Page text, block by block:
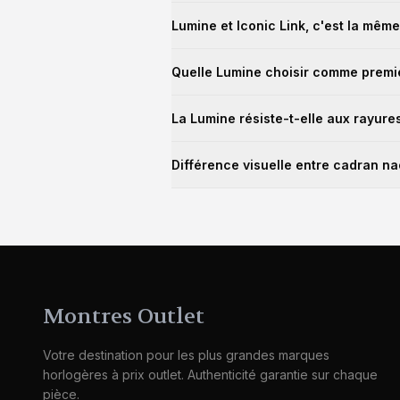
relève la perception visuelle d'un
Lumine et Iconic Link, c'est la
Certaines références cumulent les
Quelle Lumine choisir comme
poignets 14-16 cm. Pour un look plus
La Lumine résiste-t-elle aux
Évitez le contact avec les surfaces
Différence visuelle entre cadran
Montres Outlet
Votre destination pour les plus grandes marques
horlogères à prix outlet. Authenticité garantie sur chaque
pièce.